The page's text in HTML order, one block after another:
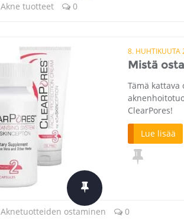
Akne tuotteet 0
8. HUHTIKUUTA
Mistä
Tämä kattava
ClearPores!
Lue lisää
Aknetuotteiden ostaminen 0